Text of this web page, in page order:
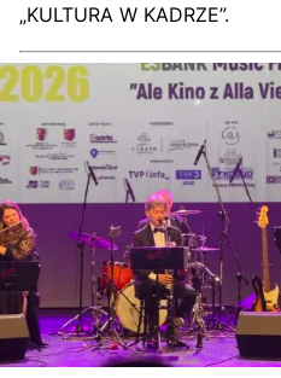
„KULTURA W KADRZE”.